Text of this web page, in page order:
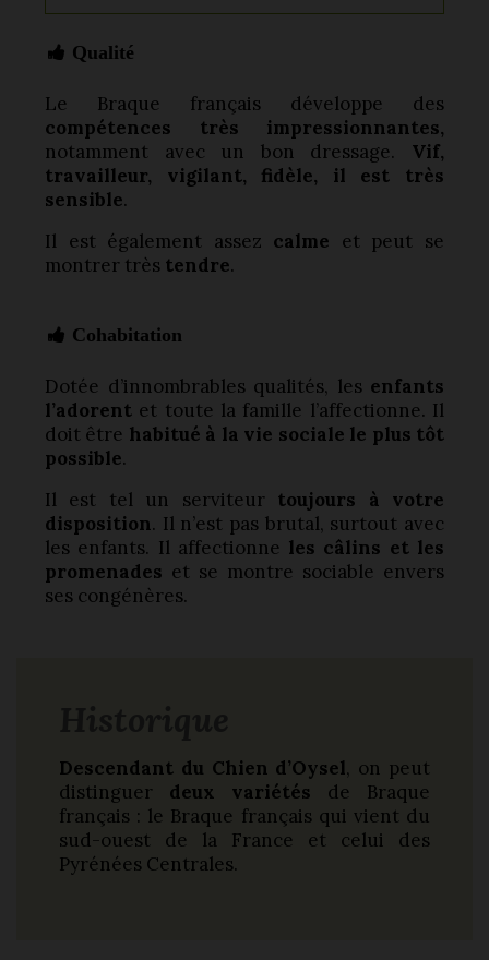
Qualité
Le Braque français développe des
compétences très impressionnantes,
notamment avec un bon dressage. Vif,
travailleur, vigilant, fidèle, il est très
sensible.
Il est également assez calme et peut se
montrer très tendre.
Cohabitation
Dotée d’innombrables qualités, les enfants
l’adorent et toute la famille l’affectionne. Il
doit être habitué à la vie sociale le plus tôt
possible.
Il est tel un serviteur toujours à votre
disposition. Il n’est pas brutal, surtout avec
les enfants. Il affectionne les câlins et les
promenades et se montre sociable envers
ses congénères.
Descendant du Chien d’Oysel, on peut
distinguer deux variétés de Braque
français : le Braque français qui vient du
sud-ouest de la France et celui des
Pyrénées Centrales.